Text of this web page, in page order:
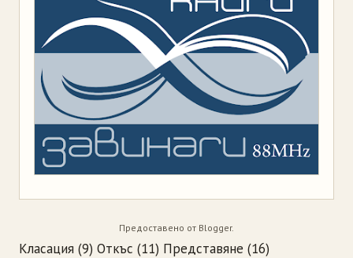
Предоставено от Blogger.
Класация (9) Откъс (11) Представяне (16)